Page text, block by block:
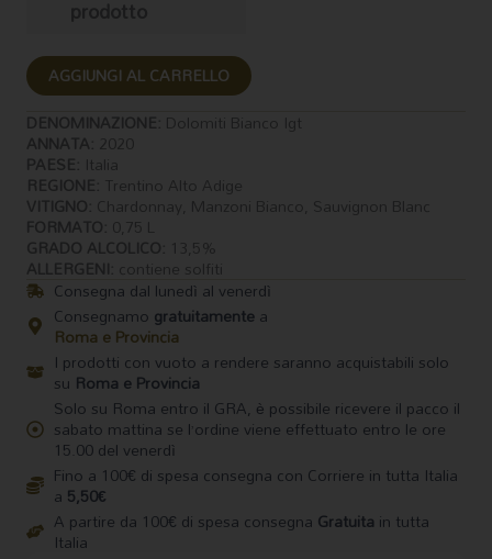
Aldeno
quantità
AGGIUNGI AL CARRELLO
DENOMINAZIONE: Dolomiti Bianco Igt
ANNATA: 2020
PAESE: Italia
REGIONE: Trentino Alto Adige
VITIGNO: Chardonnay, Manzoni Bianco, Sauvignon Blanc
FORMATO: 0,75 L
GRADO ALCOLICO: 13,5%
ALLERGENI: contiene solfiti
Consegna dal lunedì al venerdì
Consegnamo gratuitamentea
Roma e Provincia
I prodotti con vuoto a rendere saranno acquistabili solo
su Roma e Provincia
Solo su Roma entro il GRA, è possibile ricevere il pacco il
sabato mattina se l’ordine viene effettuato entro le ore
15.00 del venerdì
Fino a 100€ di spesa consegna con Corriere in tutta Italia
a 5,50€
A partire da 100€ di spesa consegna Gratuita in tutta
Italia